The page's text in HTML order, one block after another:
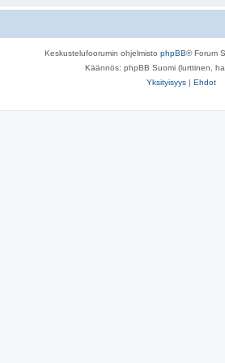
Keskustelufoorumin ohjelmisto phpBB® Forum
Käännös: phpBB Suomi (lurttinen,
Yksityisyys | Ehdot